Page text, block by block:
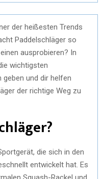
der heißesten Trends
Paddelschläger so
ausprobieren? In
wichtigsten
und dir helfen
der richtige Weg zu
die sich in den
entwickelt hat. Es